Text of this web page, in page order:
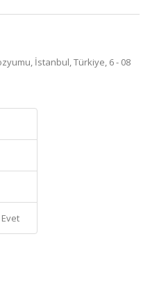
İstanbul, Türkiye, 6 - 08
Evet